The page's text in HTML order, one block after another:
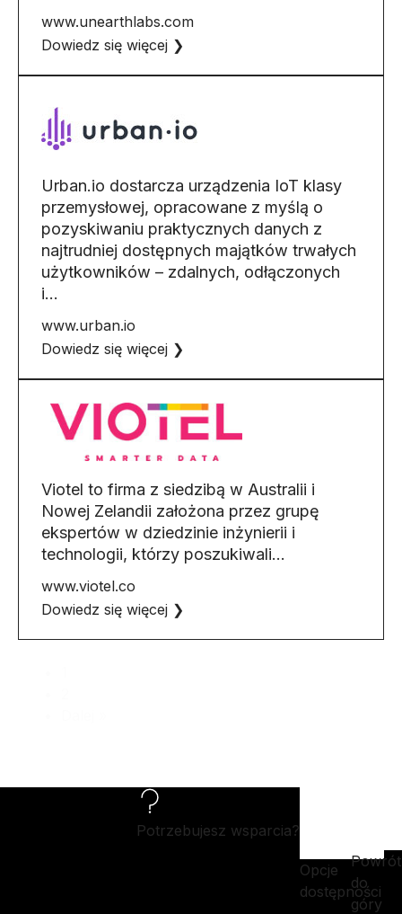
www.unearthlabs.com
Dowiedz się więcej ❯
Urban.io dostarcza urządzenia IoT klasy
przemysłowej, opracowane z myślą o
pozyskiwaniu praktycznych danych z
najtrudniej dostępnych majątków trwałych
użytkowników – zdalnych, odłączonych
i…
www.urban.io
Dowiedz się więcej ❯
Viotel to firma z siedzibą w Australii i
Nowej Zelandii założona przez grupę
ekspertów w dziedzinie inżynierii i
technologii, którzy poszukiwali…
www.viotel.co
Dowiedz się więcej ❯
Potrzebujesz wsparcia?
Opcje
dostępności
Powrót
do
góry